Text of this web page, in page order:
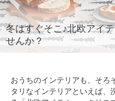
冬はすぐそこ♪北欧アイ
せんか？
おうちのインテリアも、そろ
タリなインテリアといえば、